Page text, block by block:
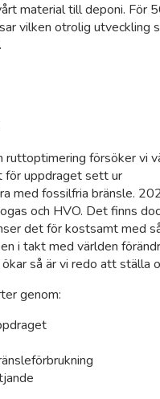
material till deponi. För
vilken otrolig utveckling
ruttoptimering försöker vi
uppdraget sett ur
med fossilfria bränsle.
och HVO. Det finns
det för kostsamt med
i takt med världen
så är vi redo att ställa
genom: